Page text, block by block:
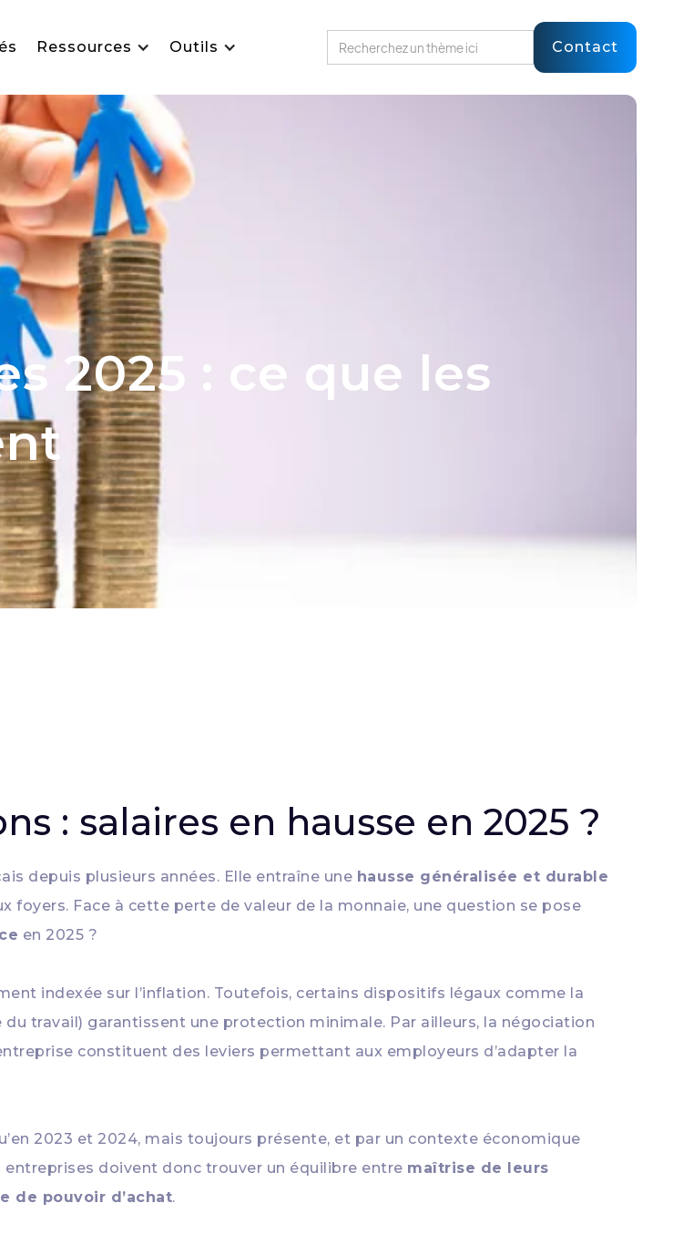
Ressources Outils Contact
2025 : ce que les
: salaires en hausse en 2025 ?
depuis plusieurs années. Elle entraîne une hausse généralisée et durable
foyers. Face à cette perte de valeur de la monnaie, une question se pose
en 2025 ?
indexée sur l’inflation. Toutefois, certains dispositifs légaux comme la
du travail) garantissent une protection minimale. Par ailleurs, la négociation
constituent des leviers permettant aux employeurs d’adapter la
2023 et 2024, mais toujours présente, et par un contexte économique
doivent donc trouver un équilibre entre maîtrise de leurs
de pouvoir d’achat.